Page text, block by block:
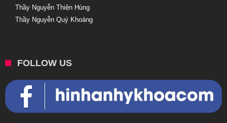
Thầy Nguyễn Thiện Hùng
Thầy Nguyễn Quý Khoáng
FOLLOW US